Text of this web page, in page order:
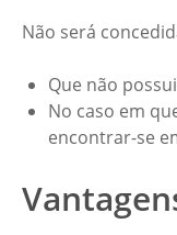
Não será
Que não
No caso em
encontrar-se